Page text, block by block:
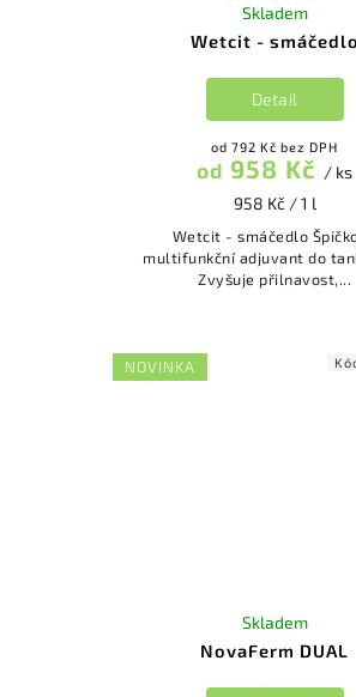
Wetcit - smáčedlo
Skladem
od 792 Kč bez DPH
od 958 Kč / ks
958 Kč / 1 l
Detail
Wetcit - smáčedlo Špičkový
multifunkční adjuvant do
Zvyšuje přilnavost,...
NOVINKA
NovaFerm DUAL
Skladem